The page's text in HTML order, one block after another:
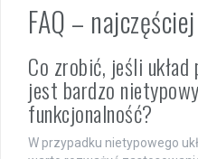
FAQ –
Co zrobić, jeśli
jest bardzo
funkcjonalność?
W przypadku nietypowego